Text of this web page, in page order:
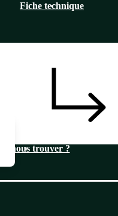
Fiche technique
Où nous trouver ?